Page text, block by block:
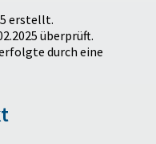
erstellt.
überprüft.
durch eine